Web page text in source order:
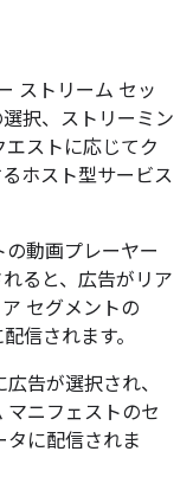
ストリーム セッ
択、ストリーミン
ストに応じてク
ホスト型サービス
動画プレーヤー
ると、広告がリア
セグメントの
信されます。
告が選択され、
ニフェストのセ
タに配信されま